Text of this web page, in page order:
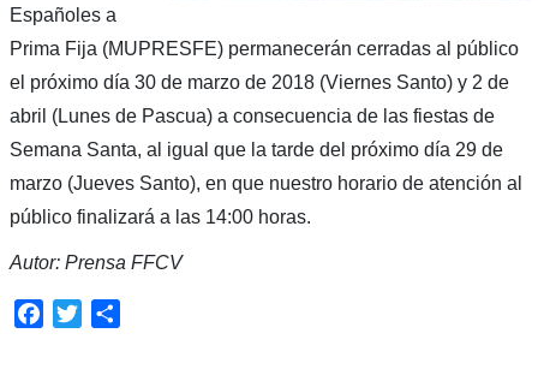
Españoles a
Prima Fija (MUPRESFE) permanecerán cerradas al público
el próximo día 30 de marzo de 2018 (Viernes Santo) y 2 de
abril (Lunes de Pascua) a consecuencia de las fiestas de
Semana Santa, al igual que la tarde del próximo día 29 de
marzo (Jueves Santo), en que nuestro horario de atención al
público finalizará a las 14:00 horas.
Autor: Prensa FFCV
Facebook
Twitter